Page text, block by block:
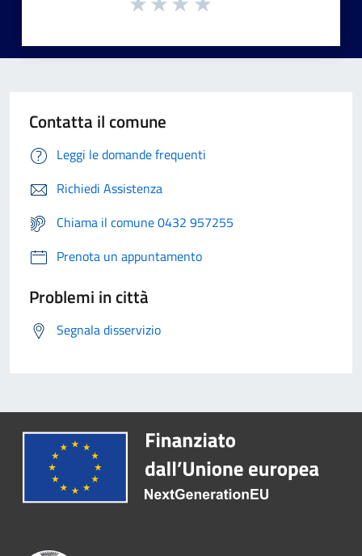
Contatta il comune
Leggi le domande frequenti
Richiedi Assistenza
Chiama il comune 0432 957255
Prenota un appuntamento
Problemi in città
Segnala disservizio